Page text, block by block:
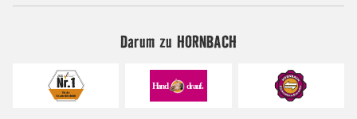
Darum zu HORNBACH